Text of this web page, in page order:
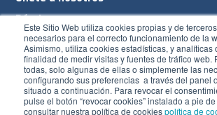
Este Sitio Web utiliza cookies propias y de
necesarios para el correcto funcionamiento de la
Asimismo, utiliza cookies estadísticas, y analíticas
finalidad de medir visitas y fuentes de tráfico web.
todas, solo algunas de ellas o simplemente las
configurando sus preferencias a través del panel
situado a continuación. Para revocar el
pulse el botón “revocar cookies” instalado a pie
consultar nuestra política de cookiespolítica de
Dónde estamos
Conoce nuestro blog